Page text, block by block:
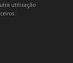
utilização